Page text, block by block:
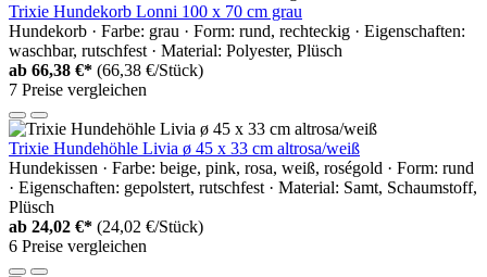
Trixie Hundekorb Lonni 100 x 70 cm grau
Hundekorb · Farbe: grau · Form: rund, rechteckig · Eigenschaften:
waschbar, rutschfest · Material: Polyester, Plüsch
ab 66,38 €* (66,38 €/Stück)
7 Preise vergleichen
Trixie Hundehöhle Livia ø 45 x 33 cm altrosa/weiß
Hundekissen · Farbe: beige, pink, rosa, weiß, roségold · Form: rund
· Eigenschaften: gepolstert, rutschfest · Material: Samt, Schaumstoff,
Plüsch
ab 24,02 €* (24,02 €/Stück)
6 Preise vergleichen